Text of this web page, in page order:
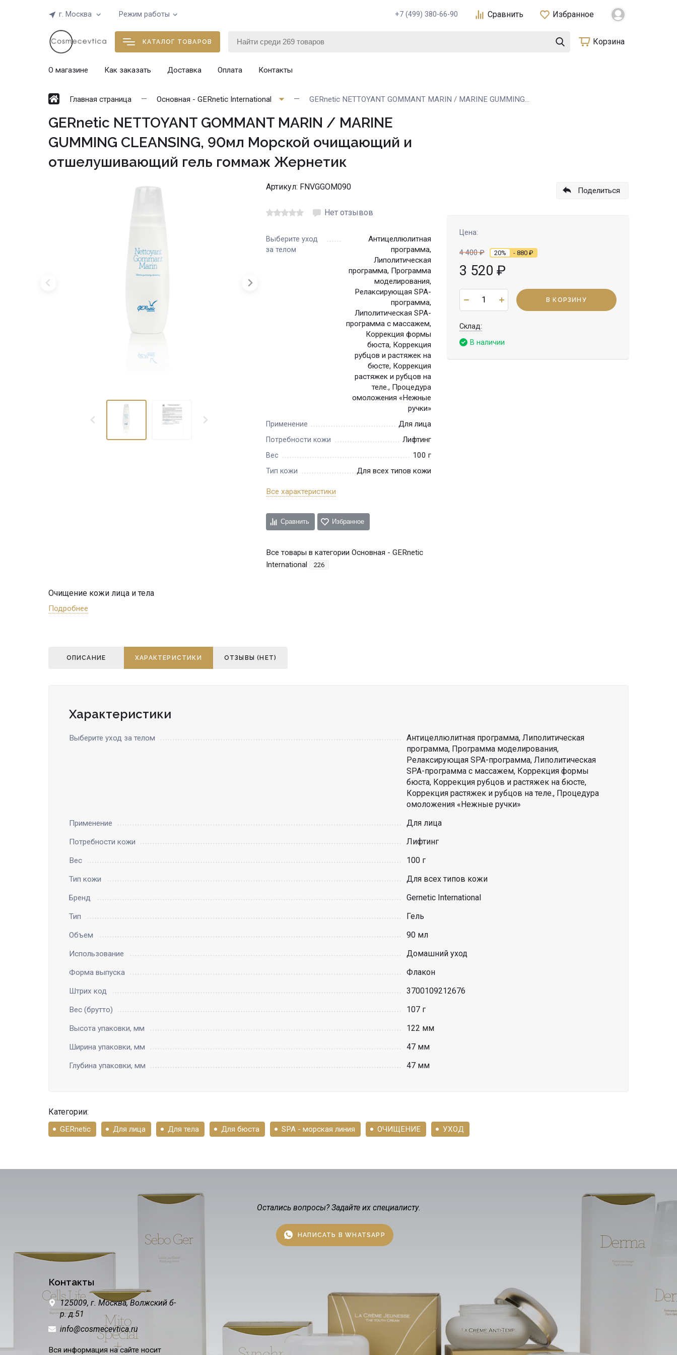
г. Москва Режим работы +7 (499) 380-66-90 Сравнить Избранное
КАТАЛОГ ТОВАРОВ Корзина
О магазине Как заказать Доставка Оплата Контакты
Главная страница Основная - GERnetic International GERnetic NETTOYANT GOMMANT MARIN / MARINE GUMMING...
GERnetic NETTOYANT GOMMANT MARIN / MARINE
GUMMING CLEANSING, 90мл Морской очищающий и
отшелушивающий гель гоммаж Жернетик
Артикул: FNVGGOM090
Нет отзывов
Выберите уход
за телом
Антицеллюлитная
программа,
Липолитическая
программа, Программа
моделирования,
Релаксирующая SPA-
программа,
Липолитическая SPA-
программа с массажем,
Коррекция формы
бюста, Коррекция
рубцов и растяжек на
бюсте, Коррекция
растяжек и рубцов на
теле., Процедура
омоложения «Нежные
ручки»
Применение Для лица
Потребности кожи Лифтинг
Вес 100 г
Тип кожи Для всех типов кожи
Все характеристики
Сравнить Избранное
Все товары в категории Основная - GERnetic
International
226
Поделиться
Цена:
4 400₽ 20% - 880 ₽
3 520 ₽
В КОРЗИНУ
Cклад:
В наличии
Очищение кожи лица и тела
Подробнее
ОПИСАНИЕ ХАРАКТЕРИСТИКИ ОТЗЫВЫ (НЕТ)
Характеристики
Выберите уход за телом
Антицеллюлитная программа, Липолитическая
программа, Программа моделирования,
Релаксирующая SPA-программа, Липолитическая
SPA-программа с массажем, Коррекция формы
бюста, Коррекция рубцов и растяжек на бюсте,
Коррекция растяжек и рубцов на теле., Процедура
омоложения «Нежные ручки»
Применение Для лица
Потребности кожи Лифтинг
Вес 100 г
Тип кожи Для всех типов кожи
Бренд Gernetic International
Тип Гель
Объем 90 мл
Использование Домашний уход
Форма выпуска Флакон
Штрих код 3700109212676
Вес (брутто) 107 г
Высота упаковки, мм 122 мм
Ширина упаковки, мм 47 мм
Глубина упаковки, мм 47 мм
Категории:
GERnetic Для лица Для тела Для бюста SPA - морская линия ОЧИЩЕНИЕ УХОД
Остались вопросы? Задайте их специалисту.
НАПИСАТЬ В WHATSAPP
Контакты
125009, г. Москва,Волжский б-
р. д.51
info@cosmecevtica.ru
Вся информация на сайте носит